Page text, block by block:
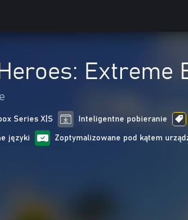
Extreme
Series X|S Inteligentne pobieranie
języki Zoptymalizowane pod kątem